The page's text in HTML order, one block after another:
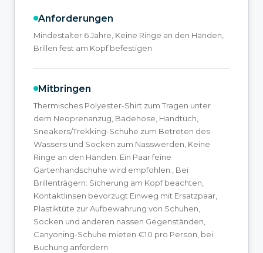
Anforderungen
Mindestalter 6 Jahre, Keine Ringe an den Händen,
Brillen fest am Kopf befestigen
Mitbringen
Thermisches Polyester-Shirt zum Tragen unter
dem Neoprenanzug, Badehose, Handtuch,
Sneakers/Trekking-Schuhe zum Betreten des
Wassers und Socken zum Nasswerden, Keine
Ringe an den Händen. Ein Paar feine
Gartenhandschuhe wird empfohlen., Bei
Brillenträgern: Sicherung am Kopf beachten,
Kontaktlinsen bevorzugt Einweg mit Ersatzpaar,
Plastiktüte zur Aufbewahrung von Schuhen,
Socken und anderen nassen Gegenständen,
Canyoning-Schuhe mieten €10 pro Person, bei
Buchung anfordern